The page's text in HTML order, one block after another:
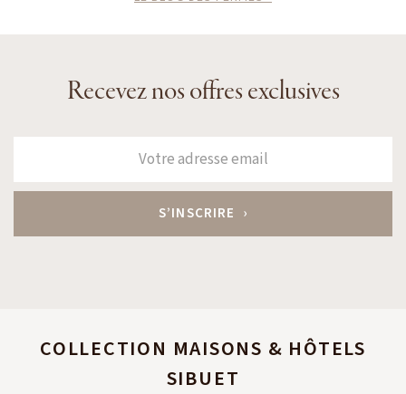
Recevez nos offres exclusives
COLLECTION MAISONS & HÔTELS
SIBUET